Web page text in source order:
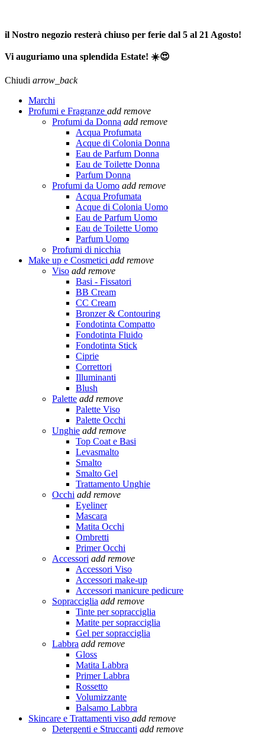
il Nostro negozio resterà chiuso per ferie dal 5 al 21 Agosto!
Vi auguriamo una splendida Estate! ☀️😍
Chiudi arrow_back
Marchi
Profumi e Fragranze add remove
Profumi da Donna add remove
Acqua Profumata
Acque di Colonia Donna
Eau de Parfum Donna
Eau de Toilette Donna
Parfum Donna
Profumi da Uomo add remove
Acqua Profumata
Acque di Colonia Uomo
Eau de Parfum Uomo
Eau de Toilette Uomo
Parfum Uomo
Profumi di nicchia
Make up e Cosmetici add remove
Viso add remove
Basi - Fissatori
BB Cream
CC Cream
Bronzer & Contouring
Fondotinta Compatto
Fondotinta Fluido
Fondotinta Stick
Ciprie
Correttori
Illuminanti
Blush
Palette add remove
Palette Viso
Palette Occhi
Unghie add remove
Top Coat e Basi
Levasmalto
Smalto
Smalto Gel
Trattamento Unghie
Occhi add remove
Eyeliner
Mascara
Matita Occhi
Ombretti
Primer Occhi
Accessori add remove
Accessori Viso
Accessori make-up
Accessori manicure pedicure
Sopracciglia add remove
Tinte per sopracciglia
Matite per sopracciglia
Gel per sopracciglia
Labbra add remove
Gloss
Matita Labbra
Primer Labbra
Rossetto
Volumizzante
Balsamo Labbra
Skincare e Trattamenti viso add remove
Detergenti e Struccanti add remove